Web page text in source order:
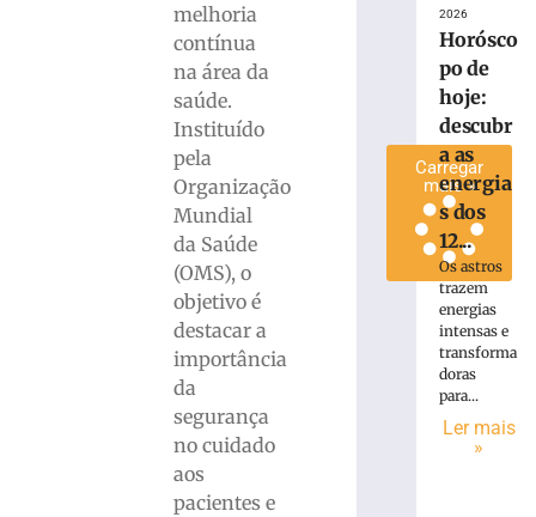
melhoria
contínua
na área da
saúde.
Instituído
pela
Organização
Mundial
da Saúde
(OMS), o
objetivo é
destacar a
importância
da
segurança
no cuidado
aos
pacientes e
Carregar
mais »
2026
Horósco
po de
hoje:
descubr
a as
energia
s dos
12...
Os astros
trazem
energias
intensas e
transforma
doras
para...
Ler mais
»